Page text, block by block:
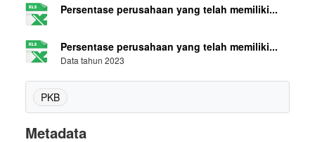
Persentase perusahaan yang telah memiliki...
Persentase perusahaan yang telah memiliki...
Data tahun 2023
PKB
Metadata